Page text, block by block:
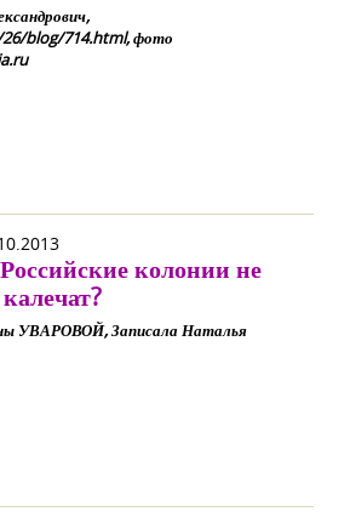
blog/714.html, фото
Российские колонии не
УВАРОВОЙ, Записала Наталья